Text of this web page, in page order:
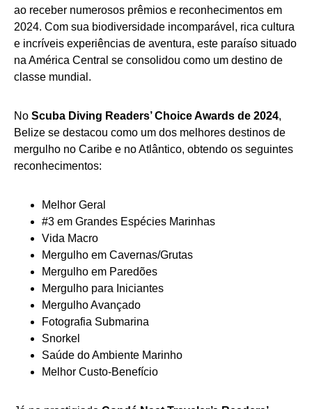
ao receber numerosos prêmios e reconhecimentos em
2024. Com sua biodiversidade incomparável, rica cultura
e incríveis experiências de aventura, este paraíso situado
na América Central se consolidou como um destino de
classe mundial.
No Scuba Diving Readers’ Choice Awards de 2024,
Belize se destacou como um dos melhores destinos de
mergulho no Caribe e no Atlântico, obtendo os seguintes
reconhecimentos:
Melhor Geral
#3 em Grandes Espécies Marinhas
Vida Macro
Mergulho em Cavernas/Grutas
Mergulho em Paredões
Mergulho para Iniciantes
Mergulho Avançado
Fotografia Submarina
Snorkel
Saúde do Ambiente Marinho
Melhor Custo-Benefício